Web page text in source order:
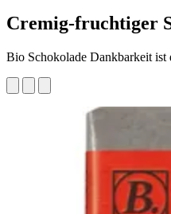
Cremig-fruchtiger
Bio Schokolade Dankbarkeit ist